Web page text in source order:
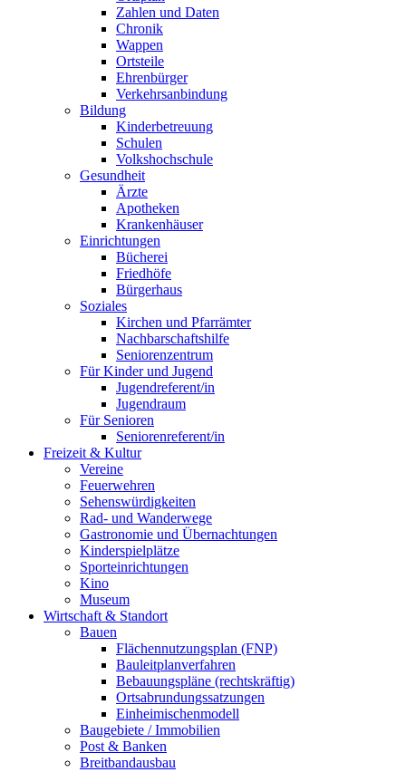
Zahlen und Daten
Chronik
Wappen
Ortsteile
Ehrenbürger
Verkehrsanbindung
Bildung
Kinderbetreuung
Schulen
Volkshochschule
Gesundheit
Ärzte
Apotheken
Krankenhäuser
Einrichtungen
Bücherei
Friedhöfe
Bürgerhaus
Soziales
Kirchen und Pfarrämter
Nachbarschaftshilfe
Seniorenzentrum
Für Kinder und Jugend
Jugendreferent/in
Jugendraum
Für Senioren
Seniorenreferent/in
Freizeit & Kultur
Vereine
Feuerwehren
Sehenswürdigkeiten
Rad- und Wanderwege
Gastronomie und Übernachtungen
Kinderspielplätze
Sporteinrichtungen
Kino
Museum
Wirtschaft & Standort
Bauen
Flächennutzungsplan (FNP)
Bauleitplanverfahren
Bebauungspläne (rechtskräftig)
Ortsabrundungssatzungen
Einheimischenmodell
Baugebiete / Immobilien
Post & Banken
Breitbandausbau